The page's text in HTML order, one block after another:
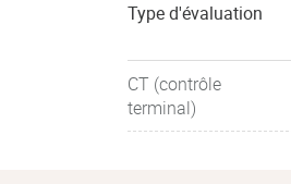
Cours de sciences
Les Sciences de
enfance à l'âge
l'éducation
Type d'évaluation
CT (contrôle
terminal)